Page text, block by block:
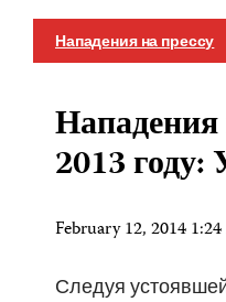
Нападения на прессу
Нападения
2013 году:
February 12, 2014
Следуя